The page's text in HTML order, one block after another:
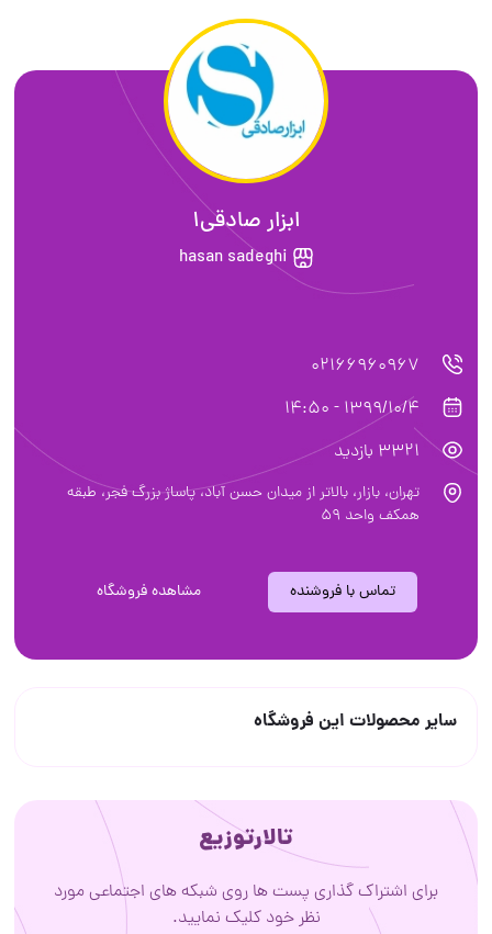
ابزار صادقی1
hasan sadeghi
02166960967
1399/10/4 - 14:50
3321 بازدید
تهران، بازار، بالاتر از میدان حسن آباد، پاساژ بزرگ فجر، طبقه
همکف واحد ۵٩
تماس با فروشنده مشاهده فروشگاه
سایر محصولات این فروشگاه
تالارتوزیع
برای اشتراک گذاری پست ها روی شبکه های اجتماعی مورد
نظر خود کلیک نمایید.